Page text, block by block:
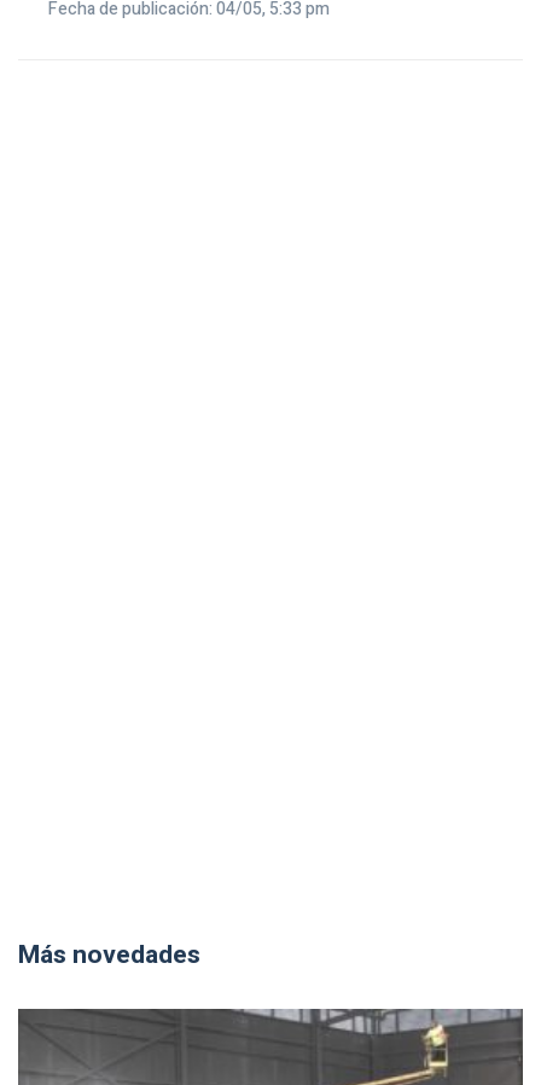
Fecha de publicación: 04/05, 5:33 pm
Más novedades